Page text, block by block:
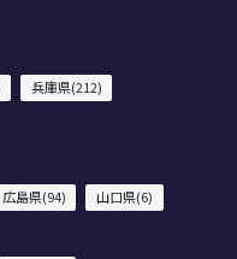
兵庫県(212)
広島県(94) 山口県(6)